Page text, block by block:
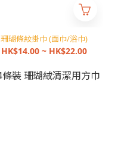
珊瑚條紋掛巾 (面巾/浴巾)
HK$14.00 ~ HK$22.00